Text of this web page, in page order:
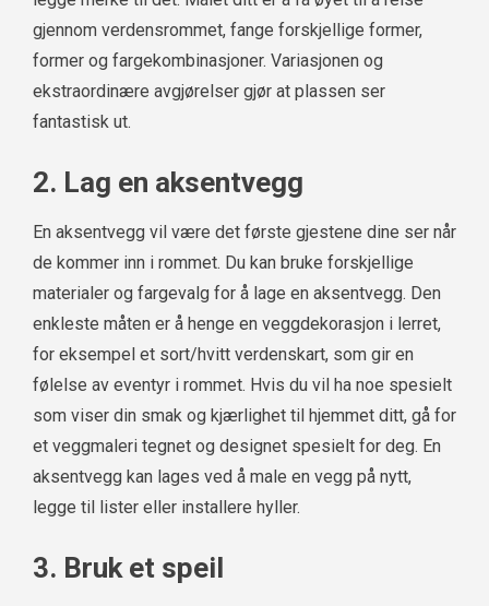
gjennom verdensrommet, fange forskjellige former,
former og fargekombinasjoner. Variasjonen og
ekstraordinære avgjørelser gjør at plassen ser
fantastisk ut.
2. Lag en aksentvegg
En aksentvegg vil være det første gjestene dine ser når
de kommer inn i rommet. Du kan bruke forskjellige
materialer og fargevalg for å lage en aksentvegg. Den
enkleste måten er å henge en veggdekorasjon i lerret,
for eksempel et sort/hvitt verdenskart, som gir en
følelse av eventyr i rommet. Hvis du vil ha noe spesielt
som viser din smak og kjærlighet til hjemmet ditt, gå for
et veggmaleri tegnet og designet spesielt for deg. En
aksentvegg kan lages ved å male en vegg på nytt,
legge til lister eller installere hyller.
3. Bruk et speil